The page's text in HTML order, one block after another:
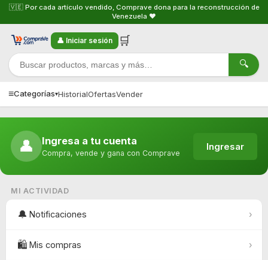
🇻🇪 Por cada artículo vendido, Comprave dona para la reconstrucción de
Venezuela ❤️
🔍
👤 Iniciar sesión 🛒
≡Categorías▾HistorialOfertasVender
👤 Ingresa a tu cuenta
Compra, vende y gana con Comprave
Ingresar
MI ACTIVIDAD
🔔 Notificaciones ›
🛍️ Mis compras ›